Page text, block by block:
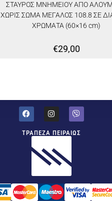
ΣΤΑΥΡΟΣ ΜΝΗΜΕΙΟΥ ΑΠΟ
ΧΩΡΙΣ ΣΩΜΑ ΜΕΓΑΛΟΣ 108.8 ΣΕ
ΧΡΩΜΑΤΑ (60×16 cm)
€29,00
ΤΡΑΠΕΖΑ ΠΕΙΡΑΙΩΣ